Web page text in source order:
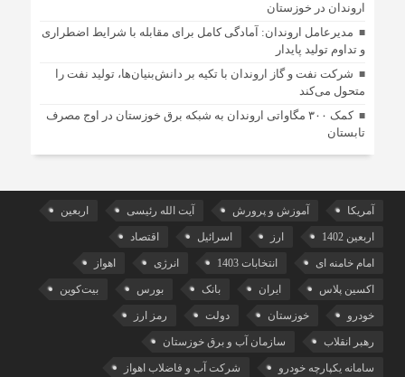
اروندان در خوزستان
مدیرعامل اروندان: آمادگی کامل برای مقابله با شرایط اضطراری
و تداوم تولید پایدار
شرکت نفت و گاز اروندان با تکیه بر دانش‌بنیان‌ها، تولید نفت را
متحول می‌کند
کمک ۳۰۰ مگاواتی اروندان به شبکه برق خوزستان در اوج مصرف
تابستان
آمریکا آموزش و پرورش آیت الله رئیسی اربعین
اربعین 1402 ارز اسرائیل اقتصاد
امام خامنه ای انتخابات 1403 انرژی اهواز
اکسین پلاس ایران بانک بورس بیت‌کوین
خودرو خوزستان دولت رمز ارز
رهبر انقلاب سازمان آب و برق خوزستان
سامانه یکپارچه خودرو شرکت آب و فاضلاب اهواز